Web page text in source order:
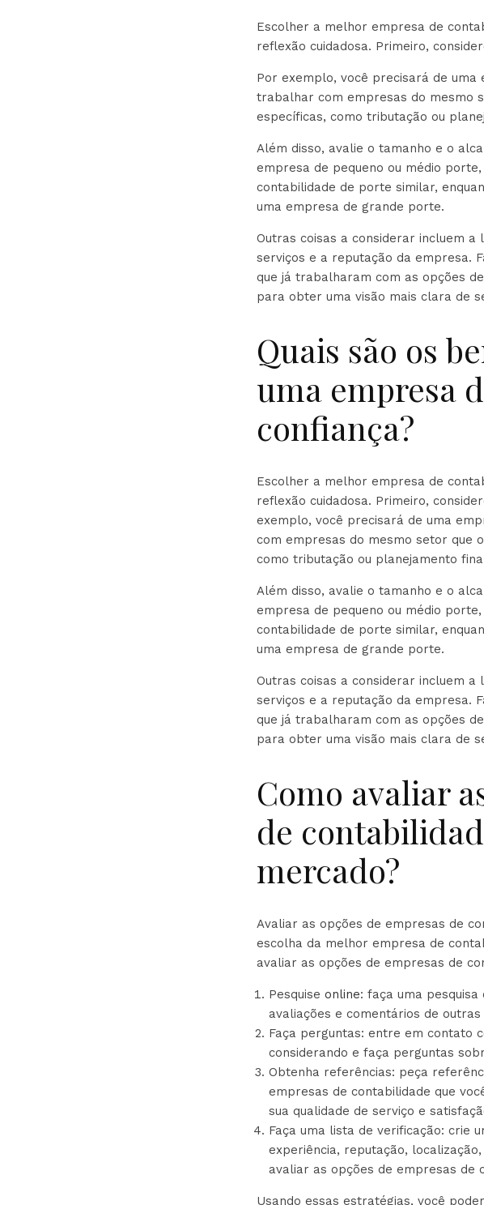
Escolher a melhor empresa de
reflexão cuidadosa. Primeiro,
Por exemplo, você precisará de
trabalhar com empresas do mesmo
específicas, como tributação ou
Além disso, avalie o tamanho e o
empresa de pequeno ou médio
contabilidade de porte similar,
uma empresa de grande porte.
Outras coisas a considerar incluem
serviços e a reputação da empresa.
que já trabalharam com as opções
para obter uma visão mais clara de
Quais são os
uma empresa
confiança?
Escolher a melhor empresa de
reflexão cuidadosa. Primeiro,
exemplo, você precisará de uma
com empresas do mesmo setor que
como tributação ou planejamento
Além disso, avalie o tamanho e o
empresa de pequeno ou médio
contabilidade de porte similar,
uma empresa de grande porte.
Outras coisas a considerar incluem
serviços e a reputação da empresa.
que já trabalharam com as opções
para obter uma visão mais clara de
Como avaliar
de
mercado?
Avaliar as opções de empresas de
escolha da melhor empresa de
avaliar as opções de empresas de
Pesquise online: faça uma
avaliações e comentários de
Faça perguntas: entre em contato
considerando e faça perguntas
Obtenha referências: peça
empresas de contabilidade que
sua qualidade de serviço e
Faça uma lista de verificação: crie
experiência, reputação,
avaliar as opções de empresas de
Usando essas estratégias, você